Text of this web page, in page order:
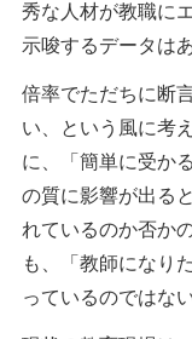
秀な人材が教職に
示唆するデータは
倍率でただちに断
い、という風に考
に、「簡単に受か
の質に影響が出る
れているのか否か
も、「教師になり
っているのではな